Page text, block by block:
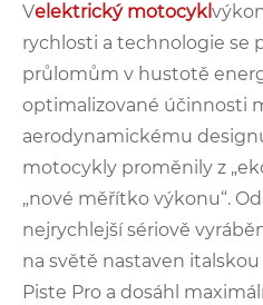
Velektrický motocykl
rychlosti a technologie se
průlomům v hustotě
optimalizované účinnosti
aerodynamickému
motocykly proměnily z
„nové měřítko výkonu“.
nejrychlejší sériově
na světě nastaven
Piste Pro a dosáhl